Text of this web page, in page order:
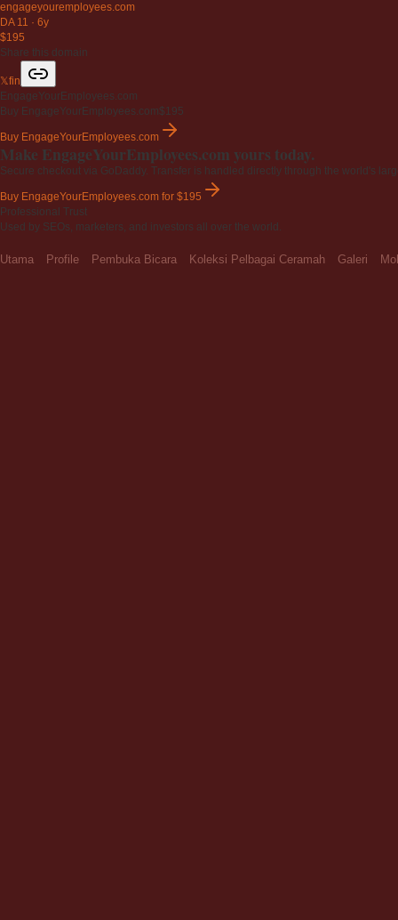
engageyouremployees.com
DA 11 · 6y
$195
Share this domain
𝕏fin
EngageYourEmployees.com
Buy EngageYourEmployees.com$195
Buy EngageYourEmployees.com
Make EngageYourEmployees.com yours today.
Secure checkout via GoDaddy. Transfer is handled directly through the world's
Buy EngageYourEmployees.com for $195
Professional Trust
Used by SEOs, marketers, and investors all over the world.
Utama Profile Pembuka Bicara Koleksi Pelbagai Ceramah Galeri